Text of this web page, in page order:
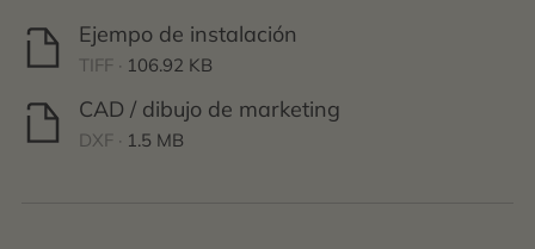
Ejempo de instalación
TIFF · 106.92 KB
CAD / dibujo de marketing
DXF · 1.5 MB